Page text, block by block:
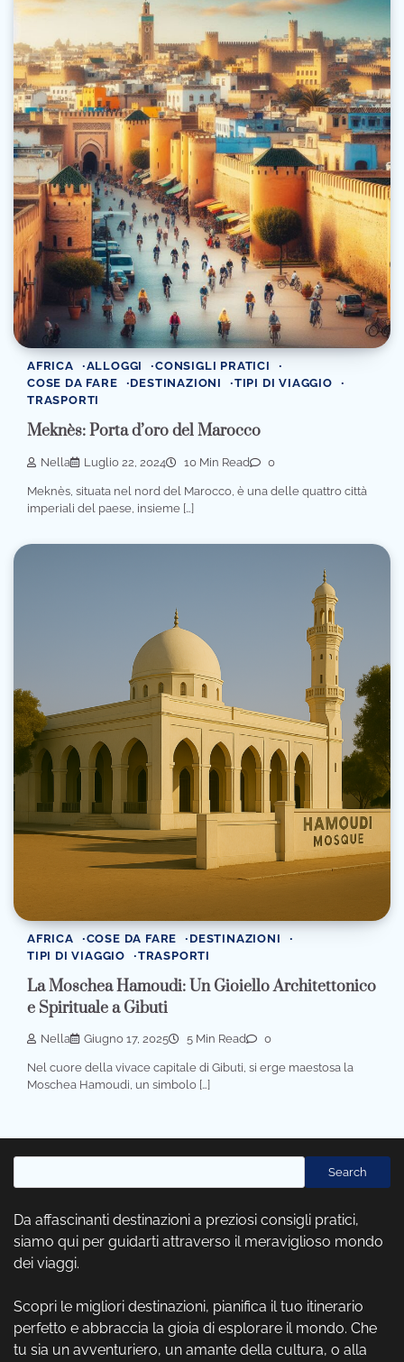
AFRICA ALLOGGI
CONSIGLI PRATICI
COSE DA FARE
DESTINAZIONI
TIPI DI VIAGGIO
TRASPORTI
Meknès: Porta d’oro del Marocco
Nella Luglio 22, 2024 10 Min Read 0
Meknès, situata nel nord del Marocco, è una delle quattro città
imperiali del paese, insieme […]
AFRICA COSE DA FARE
DESTINAZIONI
TIPI DI VIAGGIO
TRASPORTI
La Moschea Hamoudi: Un Gioiello Architettonico
e Spirituale a Gibuti
Nella Giugno 17, 2025 5 Min Read 0
Nel cuore della vivace capitale di Gibuti, si erge maestosa la
Moschea Hamoudi, un simbolo […]
Search
Da affascinanti destinazioni a preziosi consigli pratici,
siamo qui per guidarti attraverso il meraviglioso mondo
dei viaggi.
Scopri le migliori destinazioni, pianifica il tuo itinerario
perfetto e abbraccia la gioia di esplorare il mondo. Che
tu sia un avventuriero, un amante della cultura, o alla